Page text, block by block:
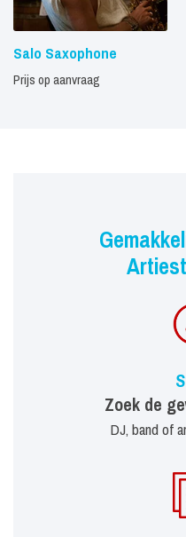
Salo Saxophone
Prijs op aanvraag
Zoek de
DJ, band of